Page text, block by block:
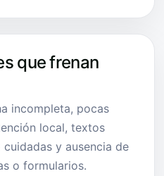
que frenan
incompleta, pocas
local, textos
y ausencia de
o formularios.